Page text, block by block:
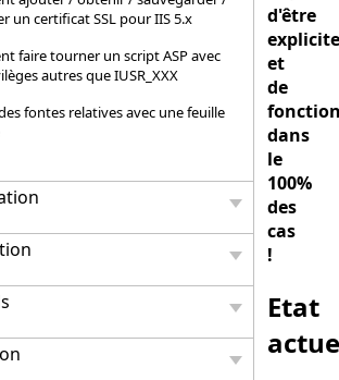
un certificat SSL pour IIS 5.x
faire tourner un script ASP avec
autres que IUSR_XXX
fontes relatives avec une feuille
d'être
explicite
et
de
dans
le
100%
des
cas
!
Etat